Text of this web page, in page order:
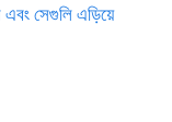
সেগুলি এড়িয়ে